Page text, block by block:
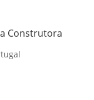
Construtora